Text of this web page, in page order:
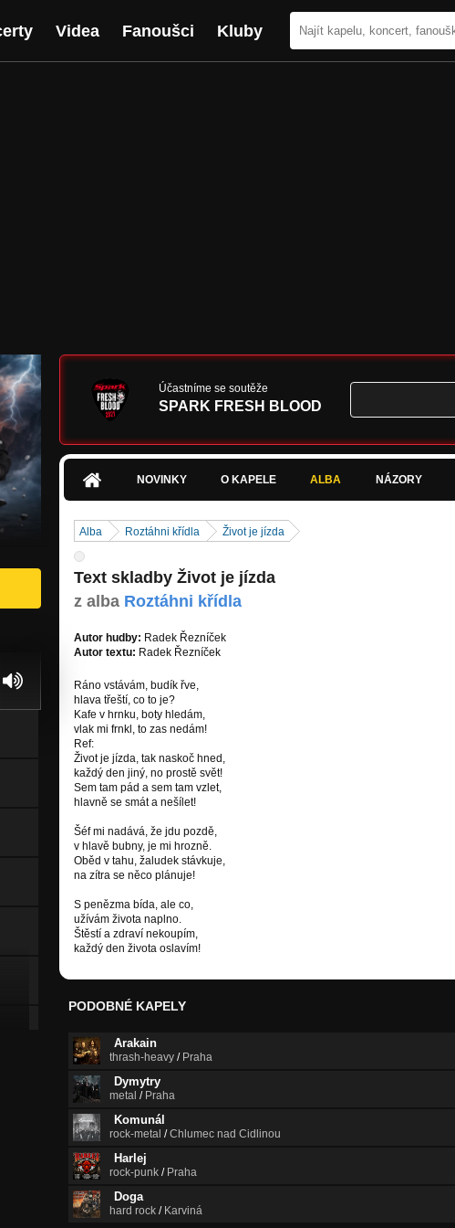
Videa Fanoušci Kluby
Účastníme se soutěže
SPARK FRESH BLOOD
NOVINKY O KAPELE ALBA NÁZORY
Alba Roztáhni křídla Život je jízda
Text skladby Život je jízda
z alba Roztáhni křídla
Autor hudby: Radek Řezníček
Autor textu: Radek Řezníček
Ráno vstávám, budík řve,
hlava třeští, co to je?
Kafe v hrnku, boty hledám,
vlak mi frnkl, to zas nedám!
Ref:
Život je jízda, tak naskoč hned,
každý den jiný, no prostě svět!
Sem tam pád a sem tam vzlet,
hlavně se smát a nešílet!
Šéf mi nadává, že jdu pozdě,
v hlavě bubny, je mi hrozně.
Oběd v tahu, žaludek stávkuje,
na zítra se něco plánuje!
S penězma bída, ale co,
užívám života naplno.
Štěstí a zdraví nekoupím,
každý den života oslavím!
PODOBNÉ KAPELY
Arakain
thrash-heavy / Praha
Dymytry
metal / Praha
Komunál
rock-metal /Chlumec nad Cidlinou
Harlej
rock-punk / Praha
Doga
hard rock / Karviná